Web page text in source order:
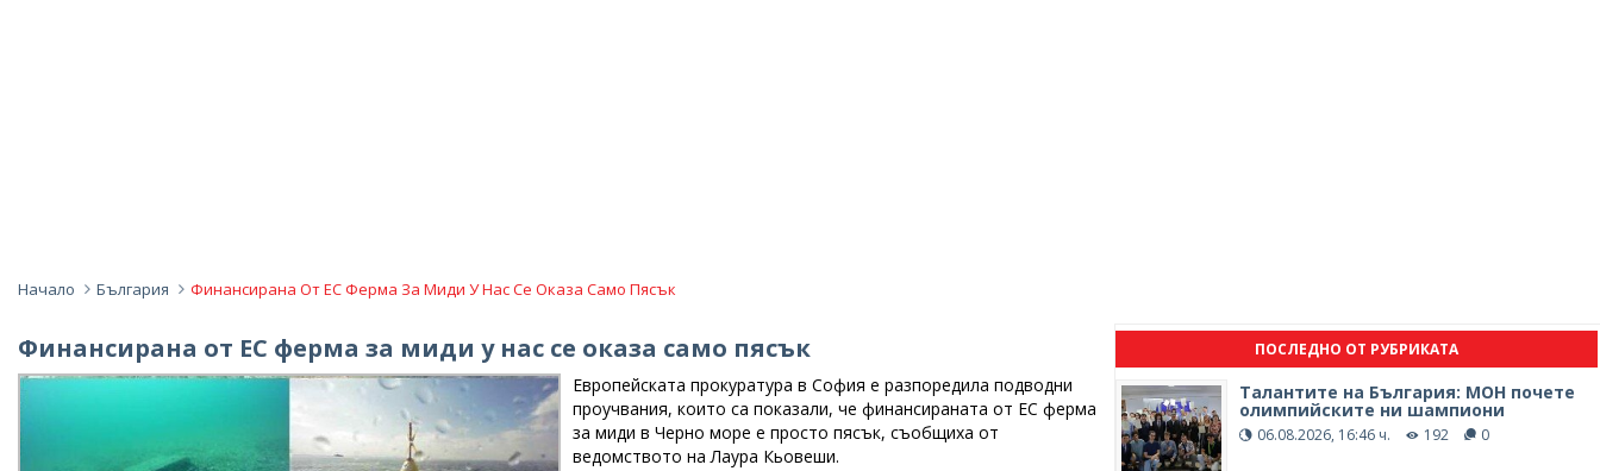
Начало България Финансирана От ЕС Ферма За Миди У Нас Се Оказа Само Пясък
Финансирана от ЕС ферма за миди у нас се оказа само пясък
Европейската прокуратура в София е разпоредила подводни
проучвания, които са показали, че финансираната от ЕС ферма
за миди в Черно море е просто пясък, съобщиха от
ведомството на Лаура Кьовеши.
ПОСЛЕДНО ОТ РУБРИКАТА
Талантите на България: МОН почете
олимпийските ни шампиони
06.08.2026, 16:46 ч. 192 0